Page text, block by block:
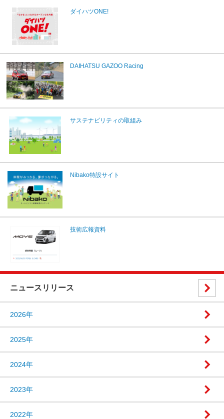
ダイハツONE!
DAIHATSU GAZOO Racing
サステナビリティの取組み
Nibako特設サイト
技術広報資料
ニュースリリース
2026年
2025年
2024年
2023年
2022年